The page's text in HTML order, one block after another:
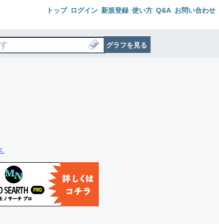
トップ ログイン 新規登録 使い方 Q&A お問い合わせ
グラフを見る